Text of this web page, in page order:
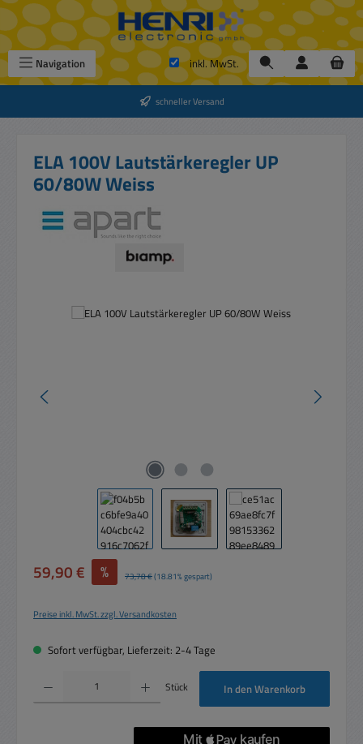
Zum Hauptinhalt springen
Navigation inkl. MwSt.
schneller Versand
ELA 100V Lautstärkeregler UP
60/80W Weiss
Bildergalerie überspringen
Verkaufspreis:
59,90 € % Regulärer Preis:
73,78 €(18.81% gespart)
Preise inkl. MwSt. zzgl. Versandkosten
Sofort verfügbar, Lieferzeit: 2-4 Tage
Produkt Anzahl: Gib den gewünschten Wert ein oder benutze die Schaltflächen um
Stück In den Warenkorb